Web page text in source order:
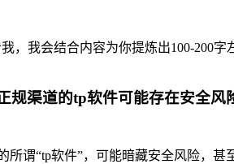
我会结合内容为你提炼出100-200字
渠道的tp软件可能存在安全风
谓“tp软件”，可能暗藏安全风险，甚